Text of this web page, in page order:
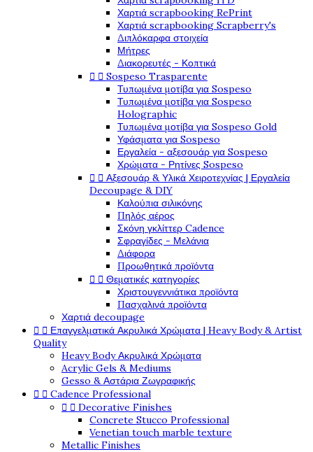
Χαρτιά scrapbooking RePrint
Χαρτιά scrapbooking Scrapberry's
Διπλόκαρφα στοιχεία
Μήτρες
Διακορευτές - Κοπτικά
  Sospeso Trasparente
Τυπωμένα μοτίβα για Sospeso
Τυπωμένα μοτίβα για Sospeso
Holographic
Τυπωμένα μοτίβα για Sospeso Gold
Υφάσματα για Sospeso
Εργαλεία - αξεσουάρ για Sospeso
Χρώματα - Ρητίνες Sospeso
  Αξεσουάρ & Υλικά Χειροτεχνίας | Εργαλεία
Decoupage & DIY
Καλούπια σιλικόνης
Πηλός αέρος
Σκόνη γκλίττερ Cadence
Σφραγίδες - Μελάνια
Διάφορα
Προωθητικά προϊόντα
  Θεματικές κατηγορίες
Χριστουγεννιάτικα προϊόντα
Πασχαλινά προϊόντα
Χαρτιά decoupage
  Επαγγελματικά Ακρυλικά Χρώματα | Heavy Body & Artist
Quality
Heavy Body Ακρυλικά Χρώματα
Acrylic Gels & Mediums
Gesso & Αστάρια Ζωγραφικής
  Cadence Professional
  Decorative Finishes
Concrete Stucco Professional
Venetian touch marble texture
Metallic Finishes